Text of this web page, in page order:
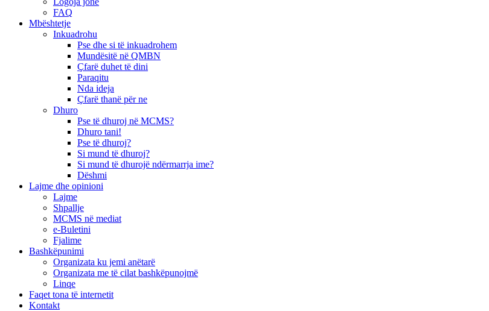
FAQ
Mbështetje
Inkuadrohu
Pse dhe si të inkuadrohem
Mundësitë në QMBN
Çfarë duhet të dini
Paraqitu
Nda ideja
Çfarë thanë për ne
Dhuro
Pse të dhuroj në MCMS?
Dhuro tani!
Pse të dhuroj?
Si mund të dhuroj?
Si mund të dhurojë ndërmarrja ime?
Dëshmi
Lajme dhe opinioni
Lajme
Shpallje
MCMS në mediat
e-Buletini
Fjalime
Bashkëpunimi
Organizata ku jemi anëtarë
Organizata me të cilat bashkëpunojmë
Linqe
Faqet tona të internetit
Kontakt